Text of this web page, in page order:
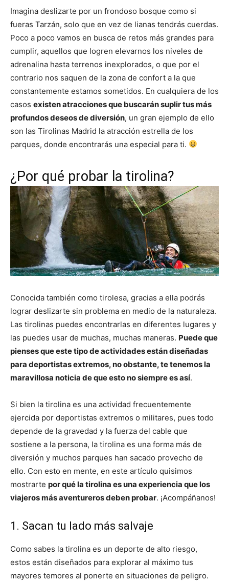
Imagina deslizarte por un frondoso bosque como si
fueras Tarzán, solo que en vez de lianas tendrás cuerdas.
Poco a poco vamos en busca de retos más grandes para
cumplir, aquellos que logren elevarnos los niveles de
adrenalina hasta terrenos inexplorados, o que por el
contrario nos saquen de la zona de confort a la que
constantemente estamos sometidos. En cualquiera de los
casos existen atracciones que buscarán suplir tus más
profundos deseos de diversión, un gran ejemplo de ello
son las Tirolinas Madrid la atracción estrella de los
parques, donde encontrarás una especial para ti.
¿Por qué probar la tirolina?
Conocida también como tirolesa, gracias a ella podrás
lograr deslizarte sin problema en medio de la naturaleza.
Las tirolinas puedes encontrarlas en diferentes lugares y
las puedes usar de muchas, muchas maneras. Puede que
pienses que este tipo de actividades están diseñadas
para deportistas extremos, no obstante, te tenemos la
maravillosa noticia de que esto no siempre es así.
Si bien la tirolina es una actividad frecuentemente
ejercida por deportistas extremos o militares, pues todo
depende de la gravedad y la fuerza del cable que
sostiene a la persona, la tirolina es una forma más de
diversión y muchos parques han sacado provecho de
ello. Con esto en mente, en este artículo quisimos
mostrarte por qué la tirolina es una experiencia que los
viajeros más aventureros deben probar. ¡Acompáñanos!
1. Sacan tu lado más salvaje
Como sabes la tirolina es un deporte de alto riesgo,
estos están diseñados para explorar al máximo tus
mayores temores al ponerte en situaciones de peligro.